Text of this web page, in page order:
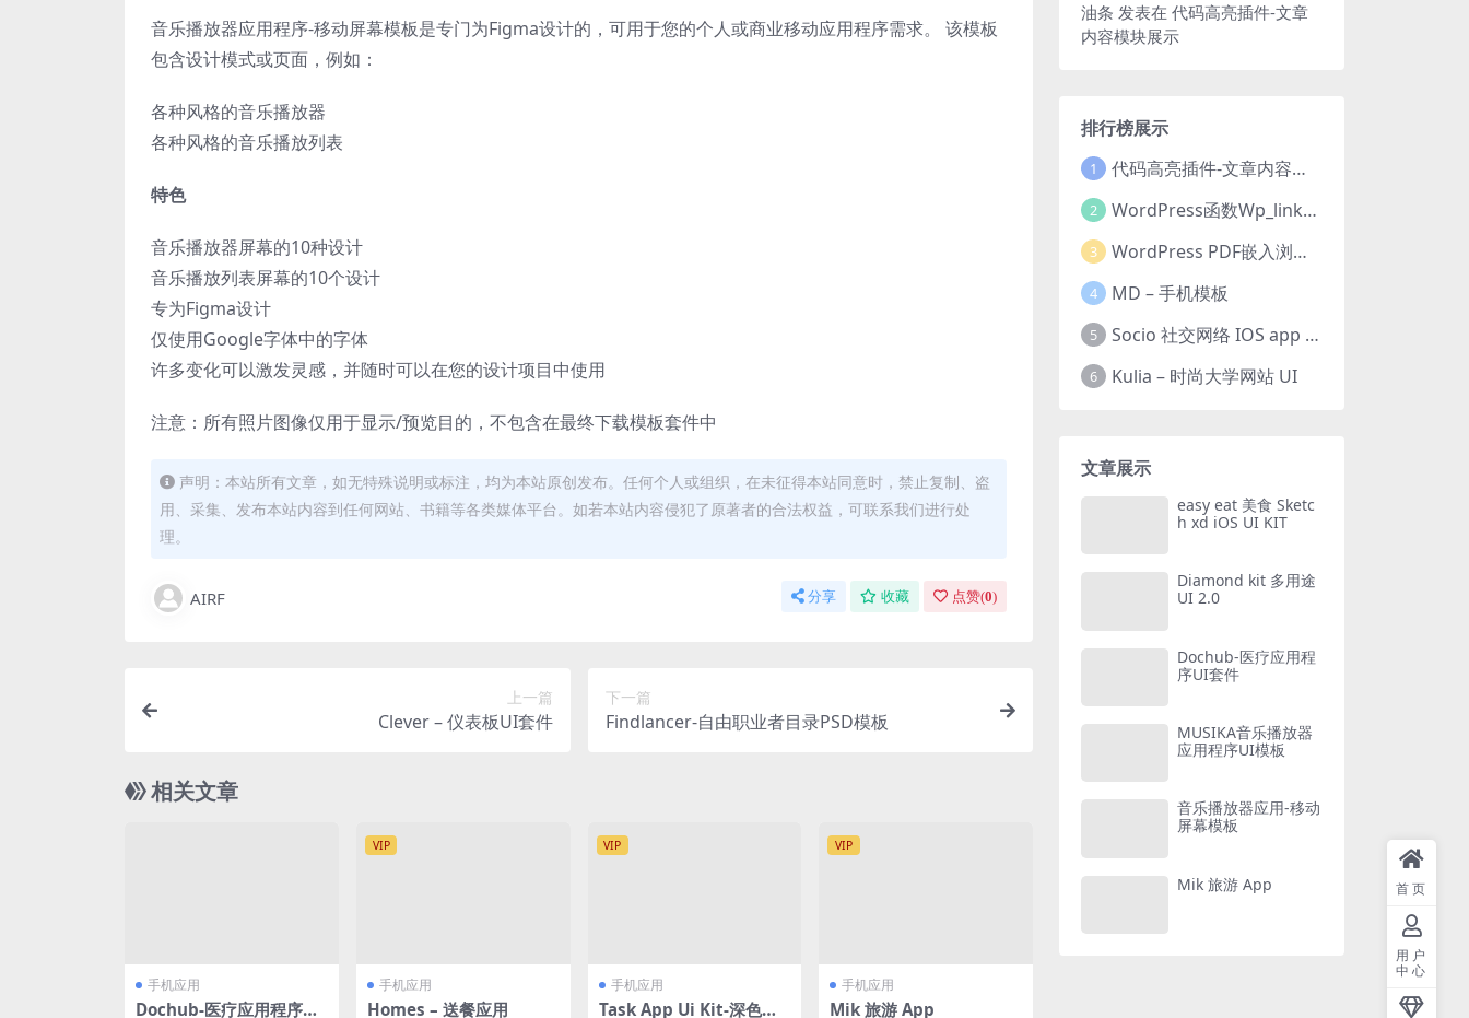
音乐播放器应用程序-移动屏幕模板是专门为Figma设计的，可用于您的个人或商业移动应用程序需求。 该模板
包含设计模式或页面，例如：
各种风格的音乐播放器
各种风格的音乐播放列表
特色
音乐播放器屏幕的10种设计
音乐播放列表屏幕的10个设计
专为Figma设计
仅使用Google字体中的字体
许多变化可以激发灵感，并随时可以在您的设计项目中使用
注意：所有照片图像仅用于显示/预览目的，不包含在最终下载模板套件中
声明：本站所有文章，如无特殊说明或标注，均为本站原创发布。任何个人或组织，在未征得本站同意时，禁止复制、盗
用、采集、发布本站内容到任何网站、书籍等各类媒体平台。如若本站内容侵犯了原著者的合法权益，可联系我们进行处
理。
AIRF 分享 收藏 点赞(0)
上一篇
Clever – 仪表板UI套件
下一篇
Findlancer-自由职业者目录PSD模板
相关文章
手机应用
Dochub-医疗应用程序UI
VIP
手机应用
Homes – 送餐应用
VIP
手机应用
Task App Ui Kit-深色屏
VIP
手机应用
Mik 旅游 App
油条 发表在 代码高亮插件-文章
内容模块展示
排行榜展示
1 代码高亮插件-文章内容模块展示
2 WordPress函数Wp_link_pages教程实现文章内容分页
3 WordPress PDF嵌入浏览器插件
4 MD – 手机模板
5 Socio 社交网络 IOS app ui kit
6 Kulia – 时尚大学网站 UI
文章展示
easy eat 美食 Sketc
h xd iOS UI KIT
Diamond kit 多用途
UI 2.0
Dochub-医疗应用程
序UI套件
MUSIKA音乐播放器
应用程序UI模板
音乐播放器应用-移动
屏幕模板
Mik 旅游 App 首页
用户
中心